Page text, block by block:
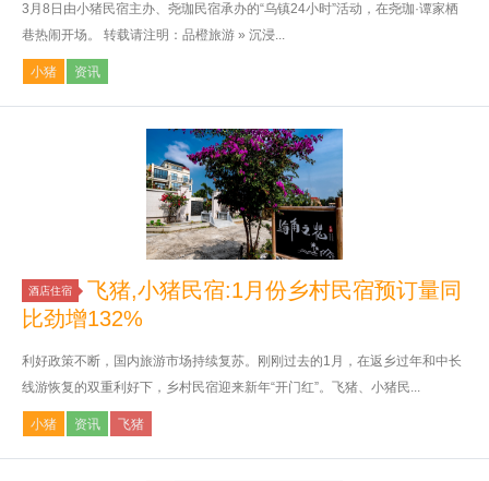
3月8日由小猪民宿主办、尧珈民宿承办的“乌镇24小时”活动，在尧珈·谭家栖
巷热闹开场。 转载请注明：品橙旅游 » 沉浸...
小猪 资讯
酒店住宿
飞猪,小猪民宿:1月份乡村民宿预订量同
比劲增132%
利好政策不断，国内旅游市场持续复苏。刚刚过去的1月，在返乡过年和中长
线游恢复的双重利好下，乡村民宿迎来新年“开门红”。飞猪、小猪民...
小猪 资讯 飞猪